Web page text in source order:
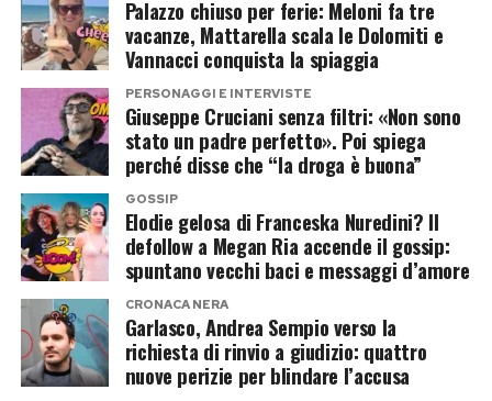
di numerose dichiarazioni considerate divisive.
Le accuse a Musk e Rowling e il
clima sempre più acceso
La polemica, infatti, si inserisce in uno scontro
culturale che dura ormai da tempo. J.K. Rowling
è stata più volte contestata per le sue prese di
posizione sul tema dell’identità di genere,
mentre Elon Musk ha trasformato X in una
piattaforma che ospita spesso battaglie
politiche e culturali molto polarizzanti.
Palazzo chiuso per ferie: Meloni fa tre
vacanze, Mattarella scala le Dolomiti e
Vannacci conquista la spiaggia
PERSONAGGI E INTERVISTE
Giuseppe Cruciani senza filtri: «Non sono
stato un padre perfetto». Poi spiega
perché disse che “la droga è buona”
GOSSIP
Elodie gelosa di Franceska Nuredini? Il
defollow a Megan Ria accende il gossip:
spuntano vecchi baci e messaggi d’amore
CRONACA NERA
Garlasco, Andrea Sempio verso la
richiesta di rinvio a giudizio: quattro
nuove perizie per blindare l’accusa